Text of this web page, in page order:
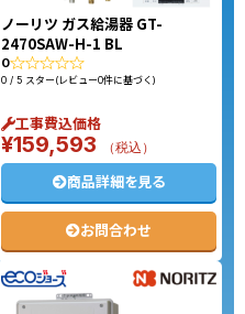
ノーリツ ガス給湯器 GT-
2470SAW-H-1 BL
0
0 / 5 スター(レビュー0件に基づく)
工事費込価格
¥159,593 （税込）
商品詳細を見る
お問合わせ